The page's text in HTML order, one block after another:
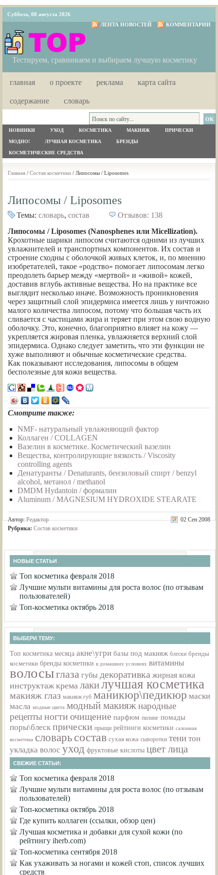
Суббота, 08 августа 2026
ЛЕНТА НОВОСТЕЙ
КОММЕНТАРИИ
Тестируем, сравниваем и выбираем лучшую косметику
главная о проекте реклама
карта сайта
содержание
словарь
НОВИНКИ УХОД КОСМЕТИКА МАКИЯЖ ПРИЧЕСКИ
МОДНО! ЛУЧШАЯ КОСМЕТИКА БРЕНДЫ
КОСМЕТИЧЕСКИЕ СРЕДСТВА
Главная / Состав косметики / Липосомы / Liposomes
Липосомы / Liposomes
Темы: словарь, состав
Отзывов: 138
Липосомы / Liposomes (Nanosphenes или Micellization).
Крохотные шарики липосом считаются одними из лучших
увлажнителей и транспортных компонентов. Их состав и
строение сходны с оболочкой живых клеток, и, по мнению
изобретателей, такое «родство» помогает липосомам легко
преодолеть барьер между «мертвой» и «живой» кожей,
доставив вглубь активные вещества. Но на практике все
выглядит несколько иначе. Возможность проникновения
через защитный слой эпидермиса имеется лишь у ничтожно
малого количества липосом, потому что большая часть их
сливается с частицами жира и теряет при этом свою водную
оболочку. Это, конечно, благоприятно влияет на кожу —
укрепляется жировая пленка, увлажняется верхний слой
эпидермиса. Однако следует заметить, что эти функции не
хуже выполняют и обычные косметические средства.
Как показывают исследования, липосомы в общем
бесполезные для кожи вещества.
Смотрите также:
NMF- натуральный увлажняющий фактор
Коллаген / COLLAGEN
Вазелин в косметике. Косметический вазелин
Вещества, контролирующие вязкость / Viscosity
controlling agents
Денатуранты / Denaturants, бензиловый спирт / benzyl
alcohol, метанол / methanol
DMDM Hydantoin / формалин
Aluminum / MAGNESIUM HYDROXIDE STEARATE
Автор:Редактор
Рубрика: Состав косметики
02 Сен 2008
НОВЫЕ СТАТЬИ
Топ косметика февраля 2018
Лучшие мульти витамины для роста волос (по отзывам
пользователей)
Топ-косметика октябрь 2018
ВЫБЕРИ ТЕМУ:
Топ косметика месяца акне\угри базы под макияж блески бренды
косметики бренды косметики в домашних условиях витамины
волосыглаза губы декоративка жирная кожа
инструктаж крема лакилучшая косметика
макияж глаз макияж губ маникюр\педикюр маски
масла модные цвета модный макияж народные
рецепты ногти очищение парфюм пилинг помады
поры\блеск прически прыщи рейтинги косметики салонная
косметика словарьсостав сухая кожа сыворотки тени тон
укладка волос уход фруктовые кислоты цвет лица
СВЕЖИЕ СТАТЬИ:
Топ косметика февраля 2018
Лучшие мульти витамины для роста волос (по отзывам
пользователей)
Топ-косметика октябрь 2018
Где купить коллаген (ссылки, обзор цен)
Лучшая косметика и добавки для сухой кожи (по
рейтингу iherb.com)
Топ-косметика сентября 2018
Как ухаживать за ногами и кожей стоп, список лучших
средств